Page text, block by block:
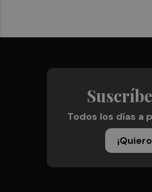
Todos los días a